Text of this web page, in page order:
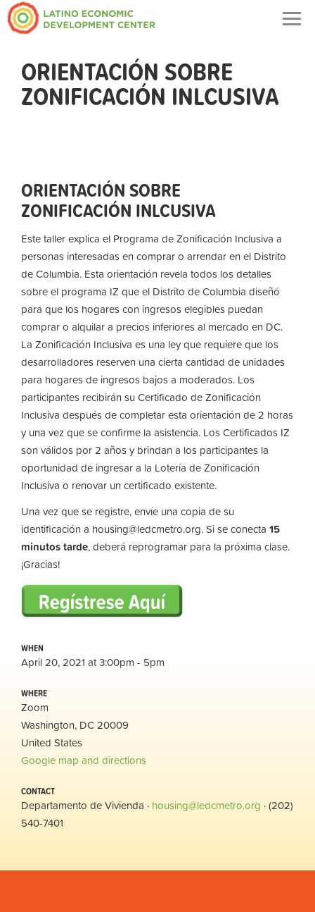
ORIENTACIÓN SOBRE
ZONIFICACIÓN INLCUSIVA
ORIENTACIÓN SOBRE
ZONIFICACIÓN INLCUSIVA
Este taller explica el Programa de Zonificación Inclusiva a
personas interesadas en comprar o arrendar en el Distrito
de Columbia. Esta orientación revela todos los detalles
sobre el programa IZ que el Distrito de Columbia diseñó
para que los hogares con ingresos elegibles puedan
comprar o alquilar a precios inferiores al mercado en DC.
La Zonificación Inclusiva es una ley que requiere que los
desarrolladores reserven una cierta cantidad de unidades
para hogares de ingresos bajos a moderados. Los
participantes recibirán su Certificado de Zonificación
Inclusiva después de completar esta orientación de 2 horas
y una vez que se confirme la asistencia. Los Certificados IZ
son válidos por 2 años y brindan a los participantes la
oportunidad de ingresar a la Lotería de Zonificación
Inclusiva o renovar un certificado existente.
Una vez que se registre, envíe una copia de su
identificación a housing@ledcmetro.org. Si se conecta 15
minutos tarde, deberá reprogramar para la próxima clase.
¡Gracias!
WHEN
April 20, 2021 at 3:00pm - 5pm
WHERE
Zoom
Washington, DC 20009
United States
Google map and directions
CONTACT
Departamento de Vivienda · housing@ledcmetro.org · (202)
540-7401